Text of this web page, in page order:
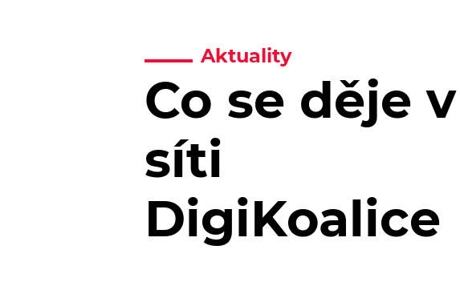
Aktuality
Co se děje v
síti
DigiKoalice